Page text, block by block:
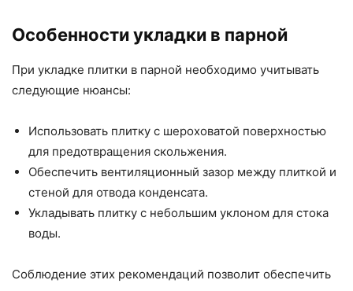
Особенности укладки в парной
При укладке плитки в парной необходимо учитывать
следующие нюансы:
Использовать плитку с шероховатой поверхностью
для предотвращения скольжения.
Обеспечить вентиляционный зазор между плиткой и
стеной для отвода конденсата.
Укладывать плитку с небольшим уклоном для стока
воды.
Соблюдение этих рекомендаций позволит обеспечить